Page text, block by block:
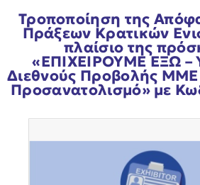
Τροποποίηση της
Πράξεων Κρατικών
πλαίσιο της
«ΕΠΙΧΕΙΡΟΥΜΕ ΕΞΩ –
Διεθνούς Προβολής
Προσανατολισμό» με